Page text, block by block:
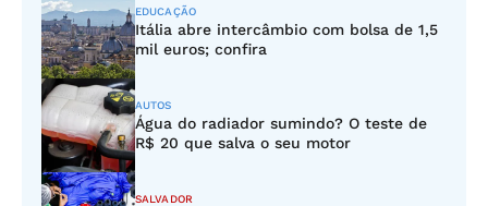
EDUCAÇÃO
Itália abre intercâmbio com bolsa de 1,5
mil euros; confira
AUTOS
Água do radiador sumindo? O teste de
R$ 20 que salva o seu motor
SALVADOR